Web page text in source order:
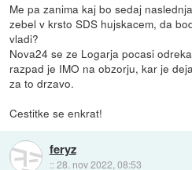
Me pa zanima kaj bo sedaj
zebel v krsto SDS hujskacem, da
vladi?
Nova24 se ze Logarja pocasi
razpad je IMO na obzorju, kar je
za to drzavo.
Cestitke se enkrat!
feryz
::28. nov 2022, 08:53